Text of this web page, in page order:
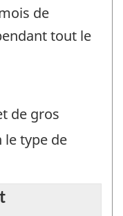
de
tout le
de gros
le type de